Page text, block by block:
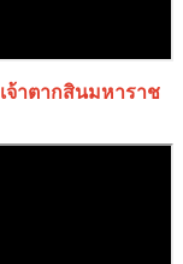
จ้าตากสินมหาราช